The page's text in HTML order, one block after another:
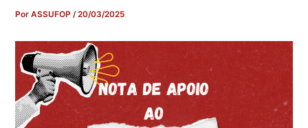
PorASSUFOP/20/03/2025